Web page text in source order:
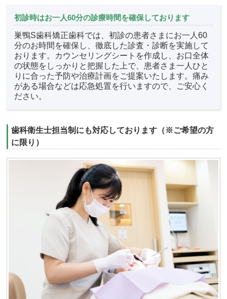
初診時はお一人60分の診療時間を確保しております
巣鴨S歯科矯正歯科では、初診の患者さまにお一人60
分のお時間を確保し、徹底した診査・診断を実施して
おります。カウンセリングシートを作成し、お口全体
の状態をしっかりと把握した上で、患者さま一人ひと
りに合った予防や治療計画をご提案いたします。痛み
がある場合などは応急処置を行いますので、ご安心く
ださい。
歯科衛生士担当制にも対応しております（※ご希望の方
に限り）